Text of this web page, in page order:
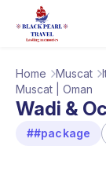
Home Muscat
Muscat | Oman
Wadi &
##package